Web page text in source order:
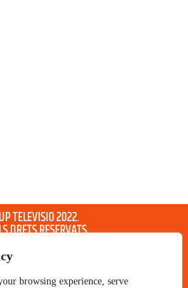
browsing experience, serve
TELEVISIO 2022.
DRETS RESERVATS